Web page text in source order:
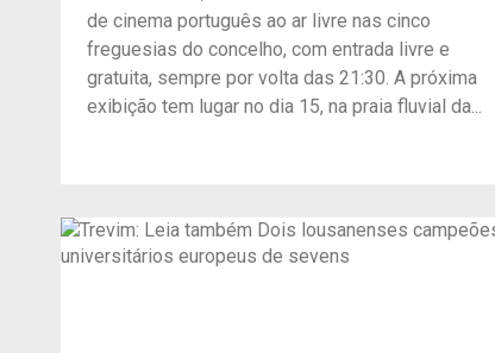
de cinema português ao ar livre nas cinco
freguesias do concelho, com entrada livre e
gratuita, sempre por volta das 21:30. A próxima
exibição tem lugar no dia 15, na praia fluvial da...